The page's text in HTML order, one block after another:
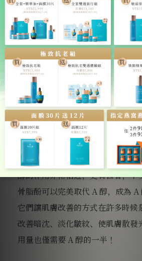
式保養品中。
A 醇與 A 酸類似，都能幫助改善
刺激性就比 A 酸低上許多，因此被
中，是許多抗老保養品都會選擇添
補骨脂酚 vs A
討論到這邊，相信各位都一定有
醇的作用非常相近，更有甚者，不
骨脂酚可以完美取代 A 醇，成為 A
它們讓肌膚改善的方式在許多時候
改善暗沈、淡化皺紋、使肌膚散發
用量也僅需要 A 醇的一半！